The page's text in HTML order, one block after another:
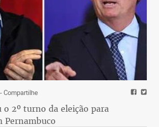
- Compartilhe
o 2º turno da eleição para
Pernambuco